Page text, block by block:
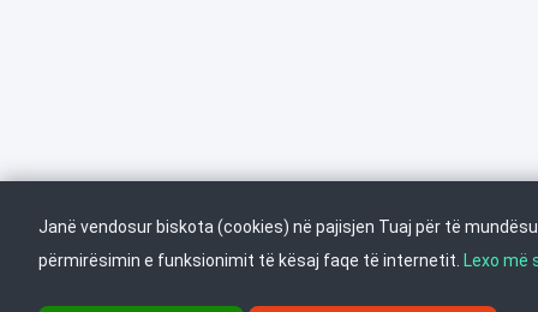
Janë vendosur biskota (cookies) në pajisjen Tuaj për të
përmirësimin e funksionimit të kësaj faqe të internetit. Lexo më